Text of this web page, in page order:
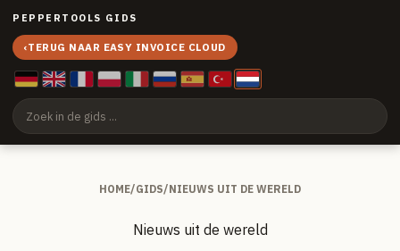
PEPPERTOOLS GIDS
‹TERUG NAAR EASY INVOICE CLOUD
HOME/GIDS/NIEUWS UIT DE WERELD
Nieuws uit de wereld